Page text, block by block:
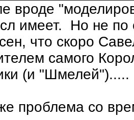
вроде
имеет. Но не по
что скоро
самого
(и "Шмелей").....
проблема со